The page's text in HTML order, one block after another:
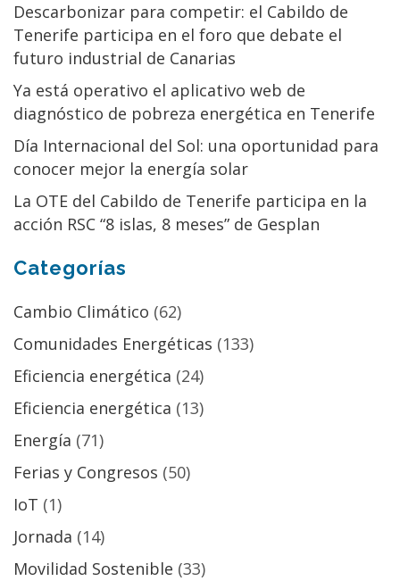
Descarbonizar para competir: el Cabildo de
Tenerife participa en el foro que debate el
futuro industrial de Canarias
Ya está operativo el aplicativo web de
diagnóstico de pobreza energética en Tenerife
Día Internacional del Sol: una oportunidad para
conocer mejor la energía solar
La OTE del Cabildo de Tenerife participa en la
acción RSC “8 islas, 8 meses” de Gesplan
Categorías
Cambio Climático (62)
Comunidades Energéticas (133)
Eficiencia energética (24)
Eficiencia energética (13)
Energía (71)
Ferias y Congresos (50)
IoT (1)
Jornada (14)
Movilidad Sostenible (33)